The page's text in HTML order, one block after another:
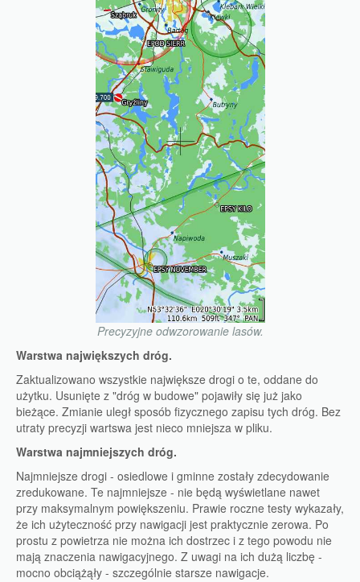
Precyzyjne odwzorowanie lasów.
Warstwa największych dróg.
Zaktualizowano wszystkie największe drogi o te, oddane do
użytku. Usunięte z "dróg w budowe" pojawiły się już jako
bieżące. Zmianie uległ sposób fizycznego zapisu tych dróg. Bez
utraty precyzji wartswa jest nieco mniejsza w pliku.
Warstwa najmniejszych dróg.
Najmniejsze drogi - osiedlowe i gminne zostały zdecydowanie
zredukowane. Te najmniejsze - nie będą wyświetlane nawet
przy maksymalnym powiększeniu. Prawie roczne testy wykazały,
że ich użyteczność przy nawigacji jest praktycznie zerowa. Po
prostu z powietrza nie można ich dostrzec i z tego powodu nie
mają znaczenia nawigacyjnego. Z uwagi na ich dużą liczbę -
mocno obciążąły - szczególnie starsze nawigacje.